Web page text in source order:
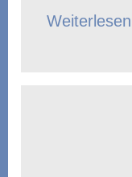
Weiterlesen